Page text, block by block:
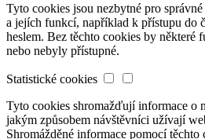
Tyto cookies jsou nezbytné pro
a jejích funkcí, například k přístupu do
heslem. Bez těchto cookies by některé
nebo nebyly přístupné.
Statistické cookies
Tyto cookies shromažďují informace o
jakým způsobem návštěvníci užívají
Shromážděné informace pomocí těchto